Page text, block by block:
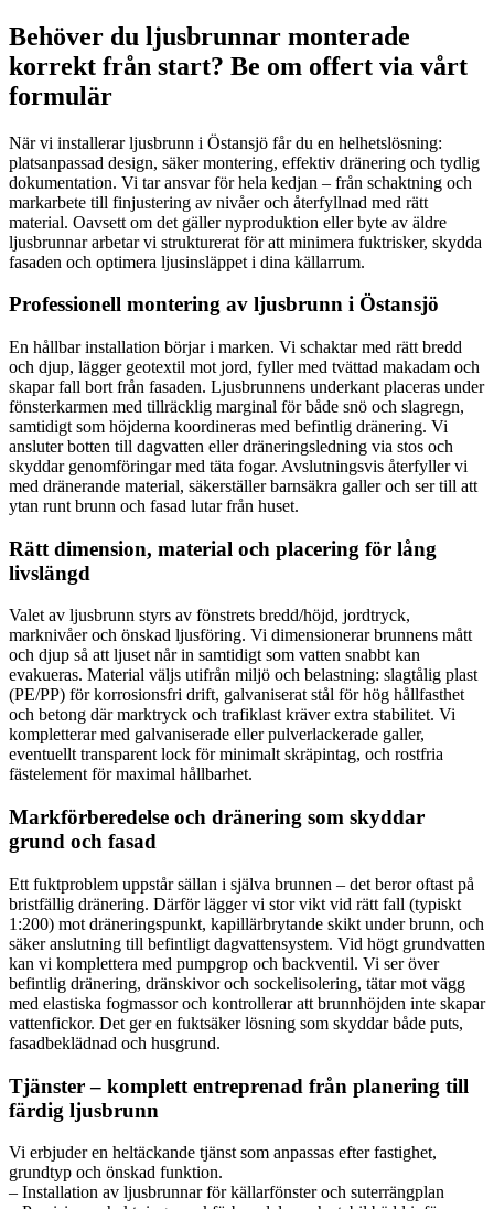
Behöver du ljusbrunnar monterade
korrekt från start? Be om offert via vårt
formulär
När vi installerar ljusbrunn i Östansjö får du en helhetslösning:
platsanpassad design, säker montering, effektiv dränering och tydlig
dokumentation. Vi tar ansvar för hela kedjan – från schaktning och
markarbete till finjustering av nivåer och återfyllnad med rätt
material. Oavsett om det gäller nyproduktion eller byte av äldre
ljusbrunnar arbetar vi strukturerat för att minimera fuktrisker, skydda
fasaden och optimera ljusinsläppet i dina källarrum.
Professionell montering av ljusbrunn i Östansjö
En hållbar installation börjar i marken. Vi schaktar med rätt bredd
och djup, lägger geotextil mot jord, fyller med tvättad makadam och
skapar fall bort från fasaden. Ljusbrunnens underkant placeras under
fönsterkarmen med tillräcklig marginal för både snö och slagregn,
samtidigt som höjderna koordineras med befintlig dränering. Vi
ansluter botten till dagvatten eller dräneringsledning via stos och
skyddar genomföringar med täta fogar. Avslutningsvis återfyller vi
med dränerande material, säkerställer barnsäkra galler och ser till att
ytan runt brunn och fasad lutar från huset.
Rätt dimension, material och placering för lång
livslängd
Valet av ljusbrunn styrs av fönstrets bredd/höjd, jordtryck,
marknivåer och önskad ljusföring. Vi dimensionerar brunnens mått
och djup så att ljuset når in samtidigt som vatten snabbt kan
evakueras. Material väljs utifrån miljö och belastning: slagtålig plast
(PE/PP) för korrosionsfri drift, galvaniserat stål för hög hållfasthet
och betong där marktryck och trafiklast kräver extra stabilitet. Vi
kompletterar med galvaniserade eller pulverlackerade galler,
eventuellt transparent lock för minimalt skräpintag, och rostfria
fästelement för maximal hållbarhet.
Markförberedelse och dränering som skyddar
grund och fasad
Ett fuktproblem uppstår sällan i själva brunnen – det beror oftast på
bristfällig dränering. Därför lägger vi stor vikt vid rätt fall (typiskt
1:200) mot dräneringspunkt, kapillärbrytande skikt under brunn, och
säker anslutning till befintligt dagvattensystem. Vid högt grundvatten
kan vi komplettera med pumpgrop och backventil. Vi ser över
befintlig dränering, dränskivor och sockelisolering, tätar mot vägg
med elastiska fogmassor och kontrollerar att brunnhöjden inte skapar
vattenfickor. Det ger en fuktsäker lösning som skyddar både puts,
fasadbeklädnad och husgrund.
Tjänster – komplett entreprenad från planering till
färdig ljusbrunn
Vi erbjuder en heltäckande tjänst som anpassas efter fastighet,
grundtyp och önskad funktion.
– Installation av ljusbrunnar för källarfönster och suterrängplan